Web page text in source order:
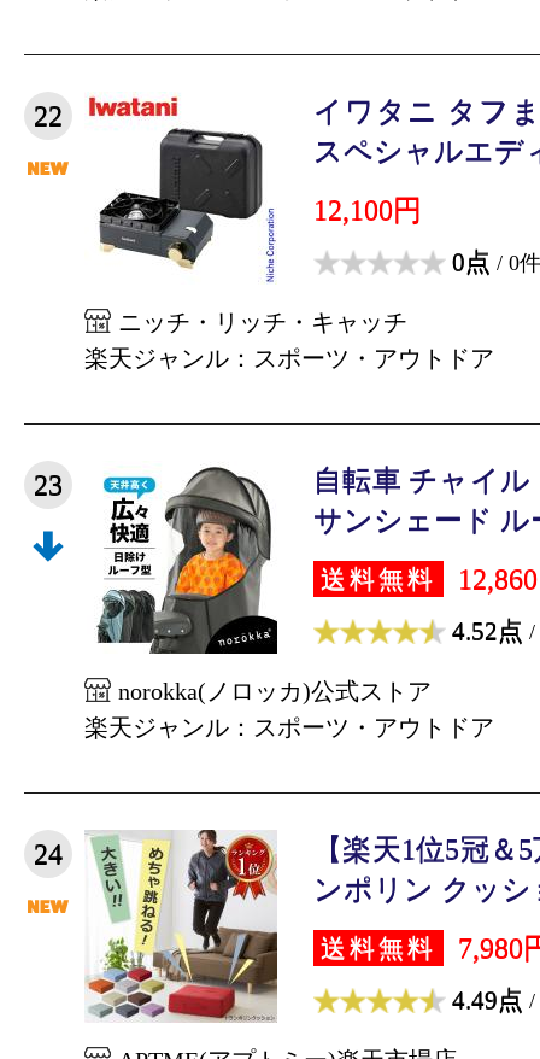
22
イワタニ タフ
スペシャルエデ
12,100円
0点 / 0件
ニッチ・リッチ・キャッチ
楽天ジャンル：スポーツ・アウトドア
23
自転車 チャイ
サンシェード ル
送料無料
4.52点 /
norokka(ノロッカ)公式ストア
楽天ジャンル：スポーツ・アウトドア
24
【楽天1位5冠＆
ンポリン クッシ
送料無料 7,980
4.49点 /